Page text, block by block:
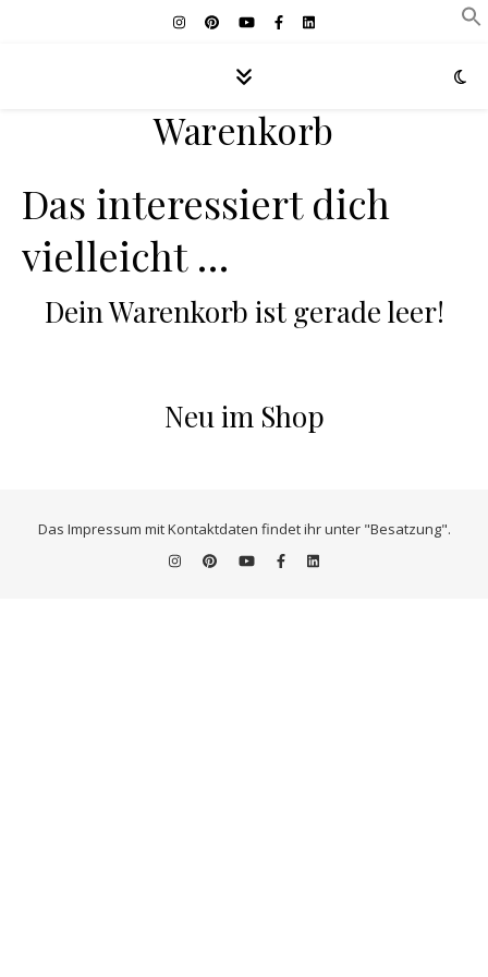
Warenkorb
Das interessiert dich
vielleicht …
Dein Warenkorb ist gerade leer!
Neu im Shop
Das Impressum mit Kontaktdaten findet ihr unter "Besatzung".